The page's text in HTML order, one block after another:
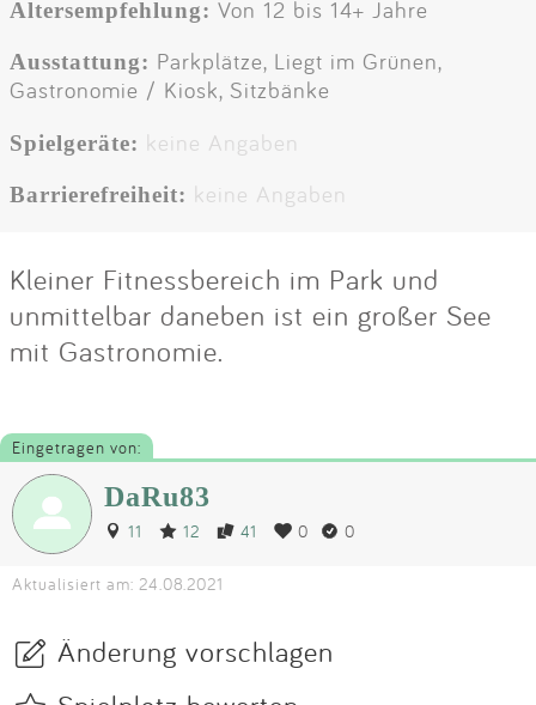
Altersempfehlung: Von 12 bis 14+ Jahre
Ausstattung: Parkplätze, Liegt im Grünen,
Gastronomie / Kiosk, Sitzbänke
Spielgeräte: keine Angaben
Barrierefreiheit: keine Angaben
Kleiner Fitnessbereich im Park und
unmittelbar daneben ist ein großer See
mit Gastronomie.
Eingetragen von:
DaRu83
11 12 41 0 0
Aktualisiert am: 24.08.2021
Änderung vorschlagen